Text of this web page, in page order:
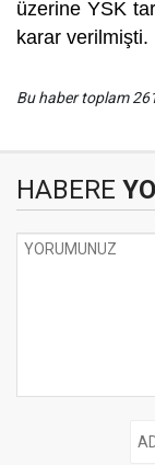
üzerine YSK
karar verilmişti.
Bu haber toplam
HABERE